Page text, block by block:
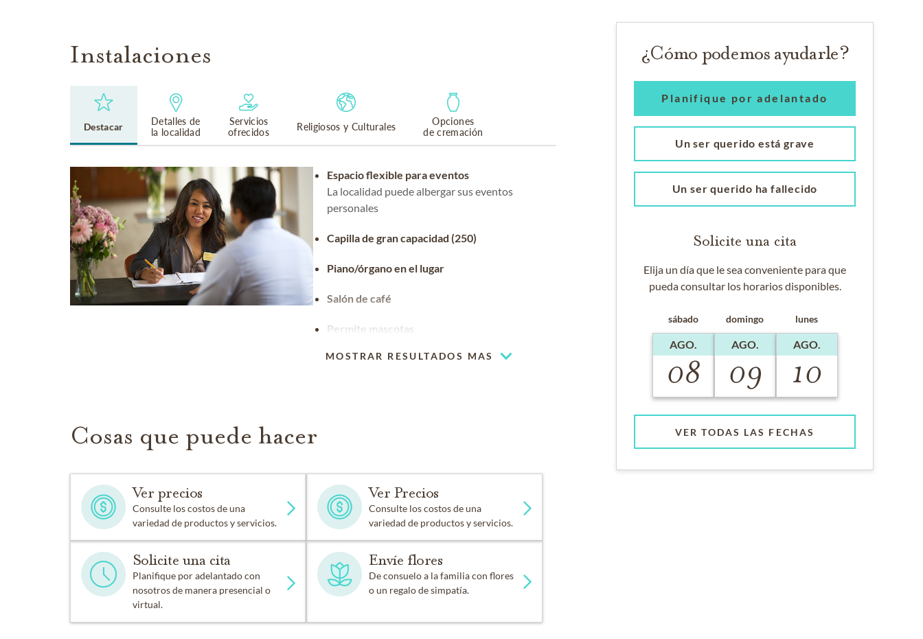
Instalaciones
Destacar
Detalles de
la localidad
Servicios
ofrecidos
Religiosos y Culturales
Opciones
de cremación
Espacio flexible para eventos
La localidad puede albergar sus eventos
personales
Capilla de gran capacidad (250)
Piano/órgano en el lugar
Salón de café
Permite mascotas
MOSTRAR RESULTADOS MAS
Cosas que puede hacer
Ver precios
Consulte los costos de una
variedad de productos y servicios.
Ver Precios
Consulte los costos de una
variedad de productos y servicios.
Solicite una cita
Planifique por adelantado con
nosotros de manera presencial o
virtual.
Envíe flores
De consuelo a la familia con flores
o un regalo de simpatía.
¿Cómo podemos ayudarle?
Planifique por adelantado
Un ser querido está grave
Un ser querido ha fallecido
Solicite una cita
Elija un día que le sea conveniente para que
pueda consultar los horarios disponibles.
sábado
AGO.
08
domingo
AGO.
09
lunes
AGO.
10
VER TODAS LAS FECHAS